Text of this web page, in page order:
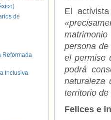
El
persona
el permiso
podrá
naturaleza
territorio
Felices e
de
Reformada
Inclusiva